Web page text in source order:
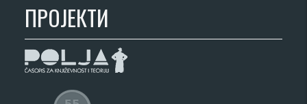
ПРОЈЕКТИ